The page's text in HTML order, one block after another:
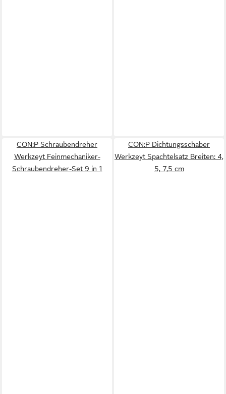
CON:P Schraubendreher
Werkzeyt Feinmechaniker-
Schraubendreher-Set 9 in 1
CON:P Dichtungsschaber
Werkzeyt Spachtelsatz Breiten: 4,
5, 7,5 cm